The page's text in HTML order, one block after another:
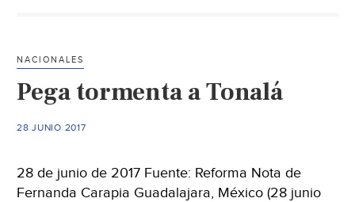
Ciudad
NACIONALES
Pega tormenta a Tonalá
28 JUNIO 2017
28 de junio de 2017 Fuente: Reforma Nota de
Fernanda Carapia Guadalajara, México (28 junio